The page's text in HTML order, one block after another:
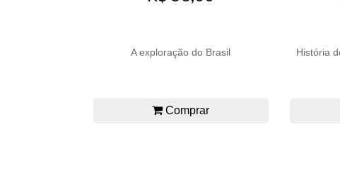
A exploração do Brasil
Comprar
História